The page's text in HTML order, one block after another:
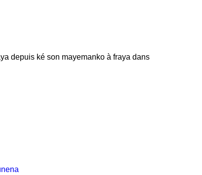
depuis ké son mayemanko à fraya dans